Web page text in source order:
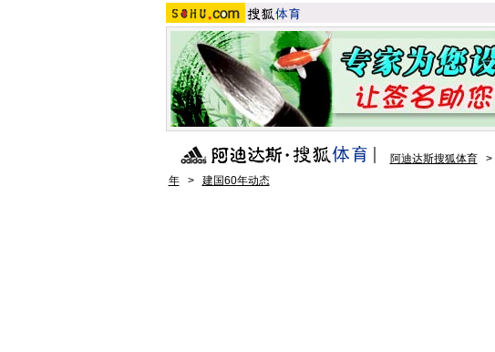
阿迪达斯搜狐体育 >
年
> 建国60年动态